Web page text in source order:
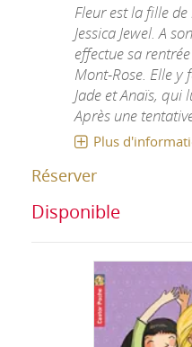
Fleur est la fille
Jessica Jewel. A
effectue sa
Mont-Rose. Elle y
Jade et Anaïs, qui
Après une
Plus
Réserver
Disponible